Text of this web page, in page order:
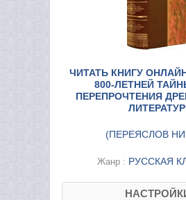
ЧИТАТЬ КНИГУ
800-ЛЕТНЕЙ
ПЕРЕПРОЧТЕНИЯ
(ПЕРЕЯСЛОВ
Жанр : РУССКАЯ